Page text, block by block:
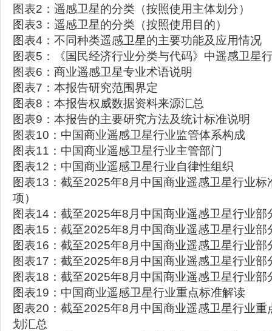
图表2：遥感卫星的分类（按照使用主体划分）
图表3：遥感卫星的分类（按照使用目的）
图表4：不同种类遥感卫星的主要功能及应用情况
图表5：《国民经济行业分类与代码》中遥感卫星
图表6：商业遥感卫星专业术语说明
图表7：本报告研究范围界定
图表8：本报告权威数据资料来源汇总
图表9：本报告的主要研究方法及统计标准说明
图表10：中国商业遥感卫星行业监管体系构成
图表11：中国商业遥感卫星行业主管部门
图表12：中国商业遥感卫星行业自律性组织
图表13：截至2025年8月中国商业遥感卫星行业标
项）
图表14：截至2025年8月中国商业遥感卫星行业部
图表15：截至2025年8月中国商业遥感卫星行业部
图表16：截至2025年8月中国商业遥感卫星行业部
图表17：截至2025年8月中国商业遥感卫星行业部
图表18：截至2025年8月中国商业遥感卫星行业部
图表19：中国商业遥感卫星行业重点标准解读
图表20：截至2025年8月中国商业遥感卫星行业重
划汇总